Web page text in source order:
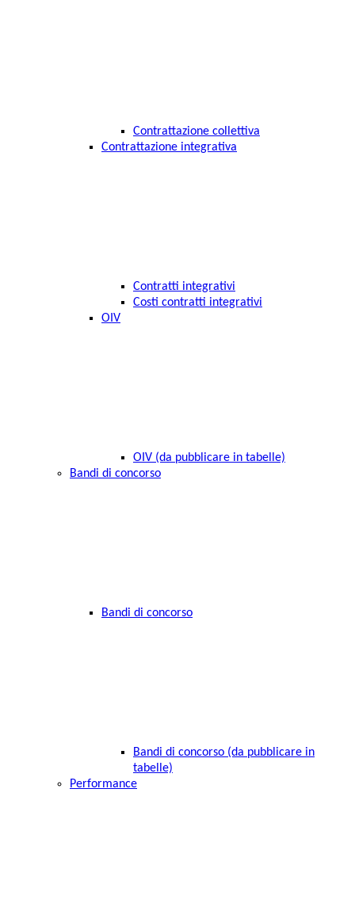
Contrattazione collettiva
Contrattazione integrativa
Contratti integrativi
Costi contratti integrativi
OIV
OIV (da pubblicare in tabelle)
Bandi di concorso
Bandi di concorso
Bandi di concorso (da pubblicare in
tabelle)
Performance